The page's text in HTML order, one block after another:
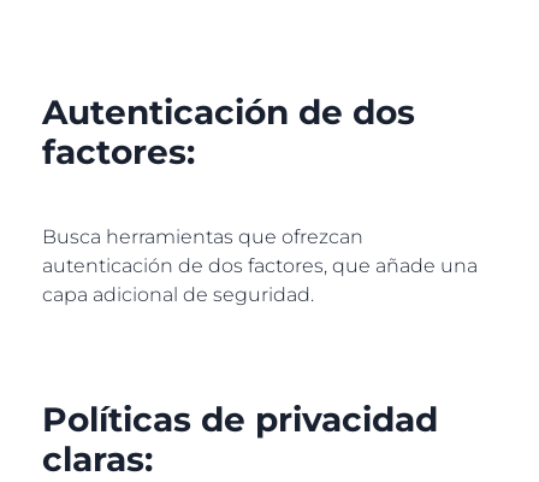
Autenticación de dos
factores:
Busca herramientas que ofrezcan
autenticación de dos factores, que añade una
capa adicional de seguridad.
Políticas de privacidad
claras: